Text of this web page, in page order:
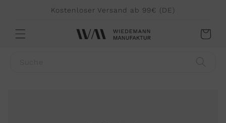
Kostenloser Versand ab 99€ (DE)
Warenkorb